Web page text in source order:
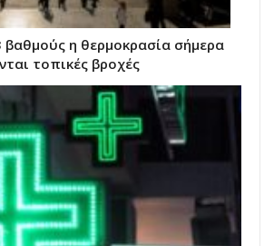
βαθμούς η θερμοκρασία σήμερα
τοπικές βροχές